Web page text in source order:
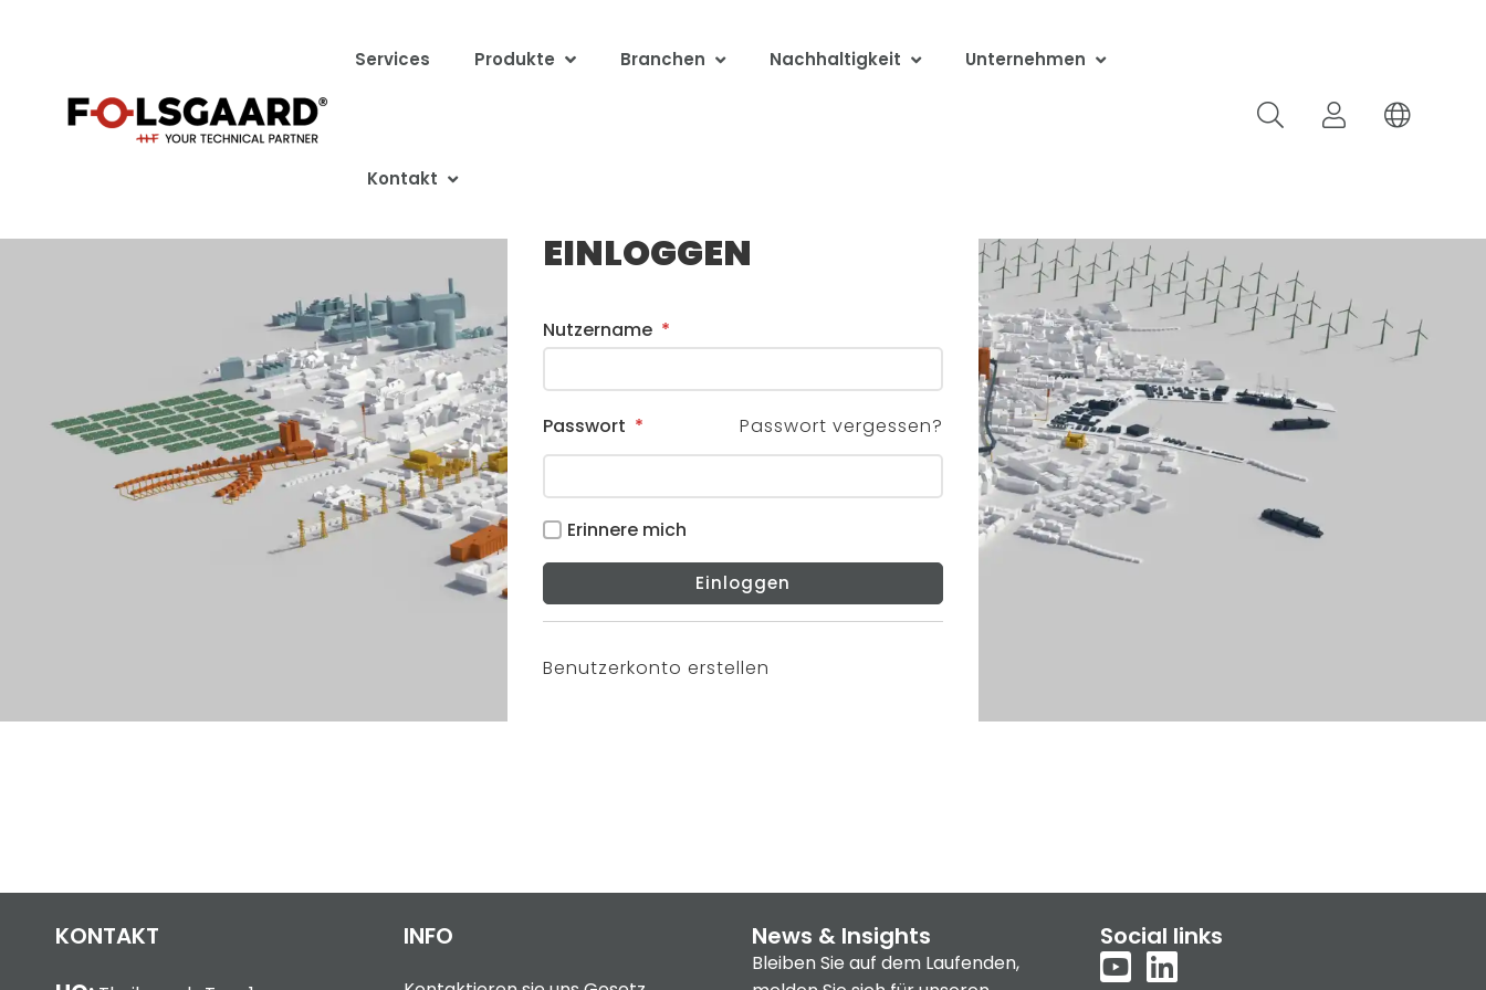
Services Produkte Branchen Nachhaltigkeit Unternehmen
Kontakt
EINLOGGEN
Nutzername *
Passwort * Passwort vergessen?
Erinnere mich
Einloggen
Benutzerkonto erstellen
KONTAKT INFO News & Insights
Bleiben Sie auf dem Laufenden,
Social links